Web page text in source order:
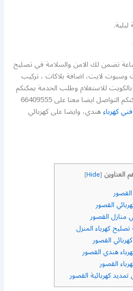
القصور خدمة 24 ساعة تضمن لك الامن والسلامة في تصليح
وسبوت لايت، اضافة بلاكات ، تركيب
للاستعلام وطلب الخدمة يمكنكم
التواصل معنا هاتفيا كما يمكنكم التواصل ايضا معنا على 66409555
فني كهرباءهندي، وايضا على كهربائي
العناوين [
Hide
]
القصور
منازل القصور
كهرباء المنزل
القصور
هندي القصور
القصور
كهربائية القصور